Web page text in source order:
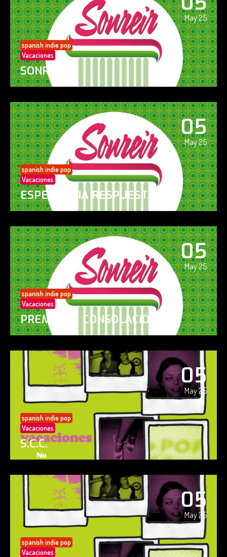
May 25
spanish indie pop
Vacaciones
SONREÍR
05
May 25
spanish indie pop
Vacaciones
ESPERO UNA RESPUESTA
05
May 25
spanish indie pop
Vacaciones
PREMIO DE CONSOLACIÓN
05
May 25
spanish indie pop
Vacaciones
S.C.C.
05
May 25
spanish indie pop
Vacaciones